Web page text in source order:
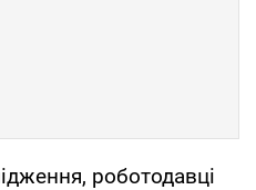
роботодавці